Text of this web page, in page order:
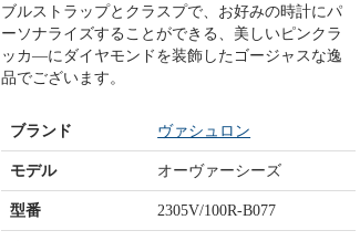
ブルストラップとクラスプで、お好みの時計にパ
ーソナライズすることができる、美しいピンクラ
ッカ―にダイヤモンドを装飾したゴージャスな逸
品でございます。
ブランド ヴァシュロン
モデル オーヴァーシーズ
型番 2305V/100R-B077